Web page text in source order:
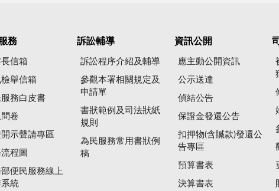
務
信箱
舉信箱
務白皮書
卷
示聲請專區
程圖
便民服務線上
統
訴訟輔導
訴訟程序介紹及輔導
參觀本署相關規定及
申請單
書狀範例及司法狀紙
規則
為民服務常用書狀例
稿
資訊公開
應主動公開資訊
公示送達
偵結公告
保證金發還公告
扣押物(含贓款)發還公
告專區
預算書表
決算書表